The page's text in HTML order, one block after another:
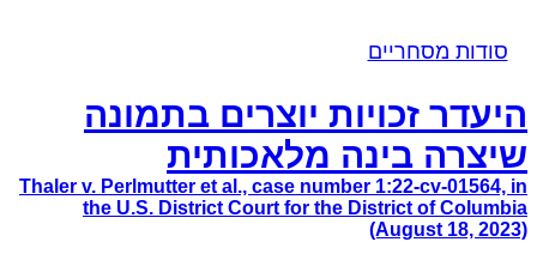
סודות מסחריים
היעדר זכויות יוצרים בתמונה
שיצרה בינה מלאכותית
Thaler v. Perlmutter et al., case number 1:22-cv-01564, in
the U.S. District Court for the District of Columbia
(August 18, 2023)